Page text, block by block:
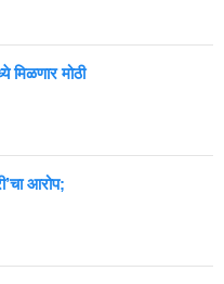
मिळणार मोठी
आरोप;